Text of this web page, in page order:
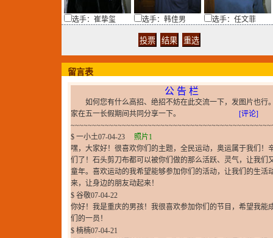
选手：崔挚玺 选手：韩佳男 选手：任文菲
留言表
公 告 栏
如何您有什么高招、绝招不妨在此交流一下，发图片也行
家在五一长假期间共同分享一下。 [评论]
$ 一小土07-04-23
照片1
嘿，大家好！很喜欢你们的主题，全民运动，奥运属于我们！
们了！石头剪刀布都可以被你们做的那么活跃、灵气，让我们
童年。喜欢运动的我希望能够参加你们的活动，让我们的生活
来，让身边的朋友动起来！
$ 谷敬07-04-22
你好！我是重庆的男孩！我很喜欢参加你们的节目，希望我能
们的一员！
$ 楠楠07-04-21